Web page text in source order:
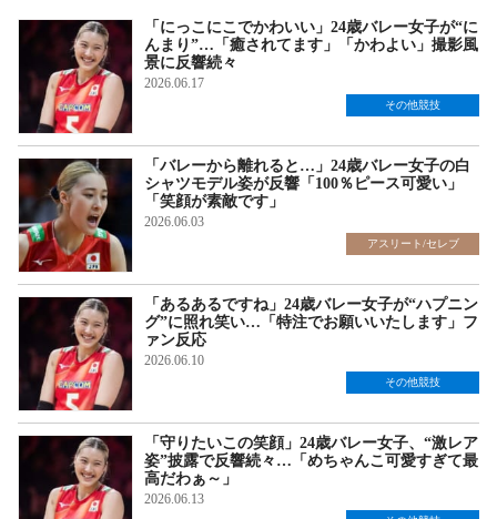
「にっこにこでかわいい」24歳バレー女子が“に
んまり”…「癒されてます」「かわよい」撮影風
景に反響続々
2026.06.17
その他競技
「バレーから離れると…」24歳バレー女子の白
シャツモデル姿が反響「100％ピース可愛い」
「笑顔が素敵です」
2026.06.03
アスリート/セレブ
「あるあるですね」24歳バレー女子が“ハプニン
グ”に照れ笑い…「特注でお願いいたします」フ
ァン反応
2026.06.10
その他競技
「守りたいこの笑顔」24歳バレー女子、“激レア
姿”披露で反響続々…「めちゃんこ可愛すぎて最
高だわぁ～」
2026.06.13